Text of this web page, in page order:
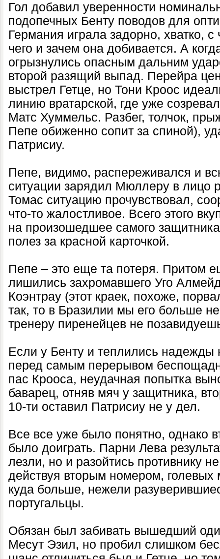
Гол добавил уверенности
подопечных Бенту поводов для
Германия играла задорно, хватко, с
чего и зачем она добивается. А
огрызнулись опасным дальним
второй разящий выпад. Перейра
выстрел Гетце, но Тони Кроос
линию вратарской, где уже
Матс Хуммельс. Разбег, толчок,
Пепе обиженно сопит за спиной),
Патрисиу.
Пепе, видимо, распереживался и
ситуации зарядил Мюллеру в лицо
Томас ситуацию прочувствовал,
что-то жалостливое. Всего этого
на произошедшее самого
полез за красной карточкой.
Пепе – это еще та потеря. Притом
лишились захромавшего Уго
Коэнтрау (этот краек, похоже,
так, то в Бразилии мы его больше
тренеру пиренейцев не
Если у Бенту и теплились надежды
перед самым перерывом
пас Крооса, неудачная попытка
баварец, отняв мяч у защитника,
10-ти оставил Патрисиу не у дел.
Все все уже было понятно, однако
было доиграть. Парни Лева
лезли, но и разойтись противнику
действуя вторым номером, голевых
куда больше, нежели
португальцы.
Обязан был забивать вышедший
Месут Эзил, но пробил слишком